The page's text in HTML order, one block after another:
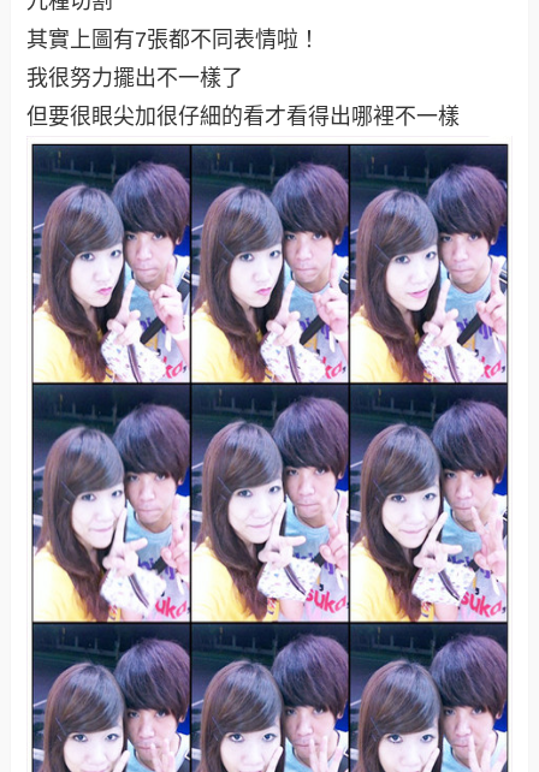
其實上圖有7張都不同表情啦！
我很努力擺出不一樣了
但要很眼尖加很仔細的看才看得出哪裡不一樣